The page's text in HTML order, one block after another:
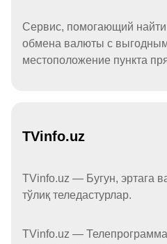
Сервис, помогающий
обмена валюты с
местоположение пункта
TVinfo.uz
TVinfo.uz — Бугун, эртага
тўлиқ теледастурлар.
TVinfo.uz — Телепрограмма